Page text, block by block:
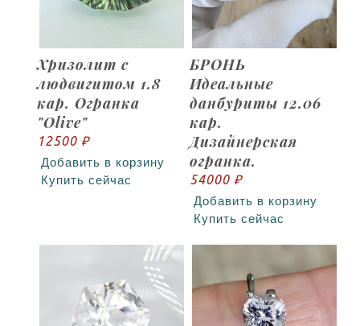
Хризолит с
людвигитом 1.8
кар. Огранка
"Olive"
12500 ₽
Добавить в корзину
Купить сейчас
БРОНЬ
Идеальные
данбуриты 12.06
кар.
Дизайнерская
огранка.
54000 ₽
Добавить в корзину
Купить сейчас